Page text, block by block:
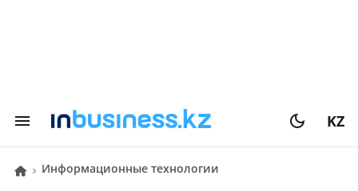
KZ
Информационные технологии